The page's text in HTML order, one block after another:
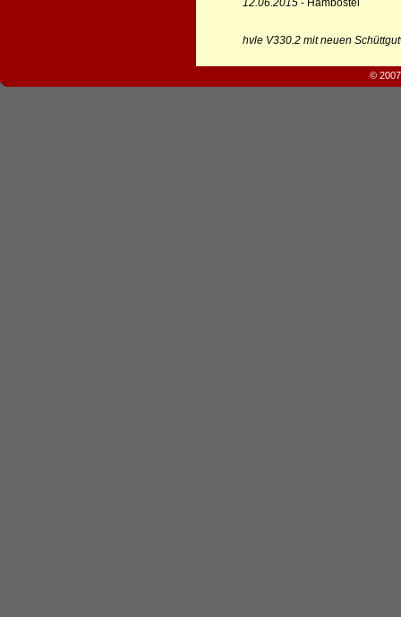
12.06.2015- Hambostel
hvle V330.2 mit neuen
©